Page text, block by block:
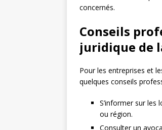
concernés.
Conseils
juridique de
Pour les entreprises et
quelques conseils
S’informer sur
ou région.
Consulter un